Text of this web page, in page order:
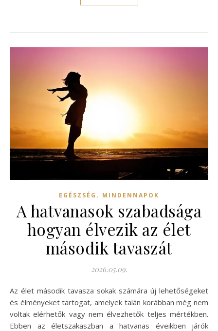
EGÉSZSÉG , MINDENNAPOK
A hatvanasok szabadsága
hogyan élvezik az élet
második tavaszát
2026.05.09.
Az élet második tavasza sokak számára új lehetőségeket
és élményeket tartogat, amelyek talán korábban még nem
voltak elérhetők vagy nem élvezhetők teljes mértékben.
Ebben az életszakaszban a hatvanas éveikben járók